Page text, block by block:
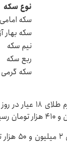
نوع سکه
سکه امامی
سکه بهار
نیم سکه
ربع سکه
سکه گرمی